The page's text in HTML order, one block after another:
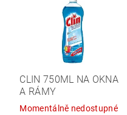
CLIN 750ML NA OKNA
A RÁMY
Momentálně nedostupné